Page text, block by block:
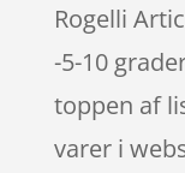
Rogelli
-5-10
toppen af
varer i